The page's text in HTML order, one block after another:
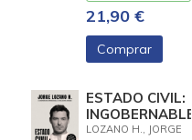
21,90 €
Comprar
ESTADO CIVIL:
INGOBERNABLE
LOZANO H., JORGE